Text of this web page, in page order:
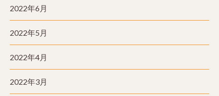
2022年6月
2022年5月
2022年4月
2022年3月